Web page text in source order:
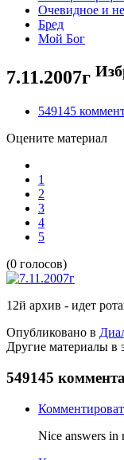
Очевидное и
Бред
Мой Бог
7.11.2007г
549145
Оцените материал
1
2
3
4
5
(0 голосов)
12й архив - идет
Опубликовано в
Другие материалы в
549145
Nice answers in